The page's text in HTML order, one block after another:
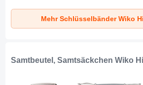
für Wiko Highway
Wiko Highway 4G
Schwarz
Mehr Schlüsselbänder Wiko
Samtbeutel, Samtsäckchen Wiko